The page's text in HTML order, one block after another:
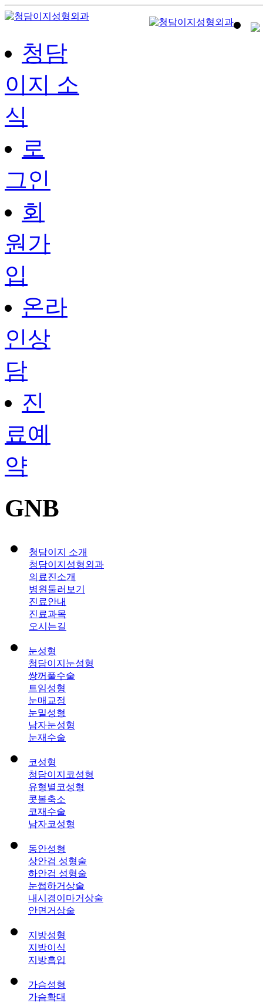
청담
이지 소
식
로
그인
회
원가
입
온라
인상
담
진
료예
약
GNB
청담이지 소개
청담이지성형외과
의료진소개
병원둘러보기
진료안내
진료과목
오시는길
눈성형
청담이지눈성형
쌍꺼풀수술
트임성형
눈매교정
눈밑성형
남자눈성형
눈재수술
코성형
청담이지코성형
유형별코성형
콧볼축소
코재수술
남자코성형
동안성형
상안검 성형술
하안검 성형술
눈썹하거상술
내시경이마거상술
안면거상술
지방성형
지방이식
지방흡입
가슴성형
가슴확대